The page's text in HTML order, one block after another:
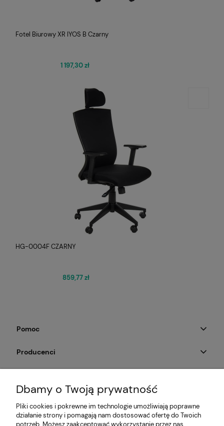
Fotel Biurowy XR IYOS B Czarny
1 197,30 zł
HG-0004F CZARNY
859,77 zł
Pomoc
Producenci
Na skróty
Informacje
Dbamy o Twoją prywatność
Pliki cookies i pokrewne im technologie umożliwiają poprawne
działanie strony i pomagają nam dostosować ofertę do Twoich
potrzeb. Możesz zaakceptować wykorzystanie przez nas